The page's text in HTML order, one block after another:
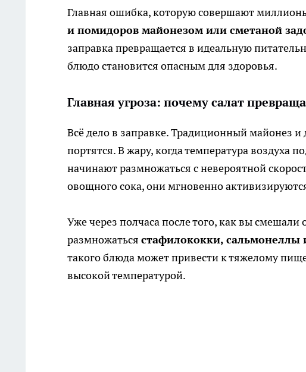
Главная ошибка, которую совершают
и помидоров майонезом или сметаной
заправка превращается в идеальную
блюдо становится опасным для здоровья.
Главная угроза: почему салат
Всё дело в заправке. Традиционный майонез
портятся. В жару, когда температура воздуха
начинают размножаться с невероятной
овощного сока, они мгновенно
Уже через полчаса после того, как вы
размножаться стафилококки,
такого блюда может привести к тяжелому
высокой температурой.